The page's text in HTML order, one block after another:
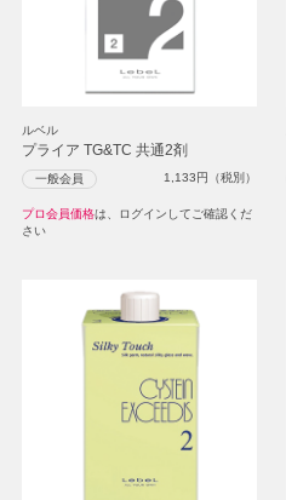
ルベル
プライア TG&TC 共通2剤
一般会員 1,133円（税別）
プロ会員価格は、ログインしてご確認くだ
さい